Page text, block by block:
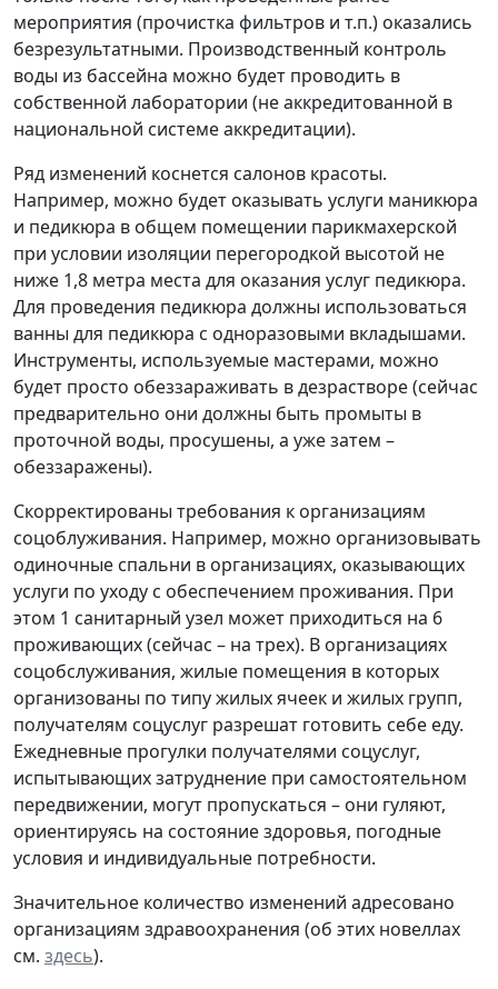
мероприятия (прочистка фильтров и т.п.) оказались
безрезультатными. Производственный контроль
воды из бассейна можно будет проводить в
собственной лаборатории (не аккредитованной в
национальной системе аккредитации).
Ряд изменений коснется салонов красоты.
Например, можно будет оказывать услуги маникюра
и педикюра в общем помещении парикмахерской
при условии изоляции перегородкой высотой не
ниже 1,8 метра места для оказания услуг педикюра.
Для проведения педикюра должны использоваться
ванны для педикюра с одноразовыми вкладышами.
Инструменты, используемые мастерами, можно
будет просто обеззараживать в дезрастворе (сейчас
предварительно они должны быть промыты в
проточной воды, просушены, а уже затем –
обеззаражены).
Скорректированы требования к организациям
соцоблуживания. Например, можно организовывать
одиночные спальни в организациях, оказывающих
услуги по уходу с обеспечением проживания. При
этом 1 санитарный узел может приходиться на 6
проживающих (сейчас – на трех). В организациях
соцобслуживания, жилые помещения в которых
организованы по типу жилых ячеек и жилых групп,
получателям соцуслуг разрешат готовить себе еду.
Ежедневные прогулки получателями соцуслуг,
испытывающих затруднение при самостоятельном
передвижении, могут пропускаться – они гуляют,
ориентируясь на состояние здоровья, погодные
условия и индивидуальные потребности.
Значительное количество изменений адресовано
организациям здравоохранения (об этих новеллах
см. здесь).